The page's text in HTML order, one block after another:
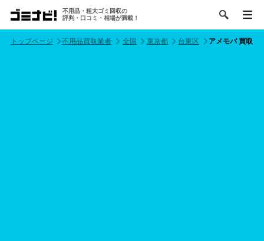
不用品・粗大ゴミ回収の
評判・口コミ・相場が満載！
トップページ 不用品買取業者 全国 東京都 台東区 アメモバ 買取